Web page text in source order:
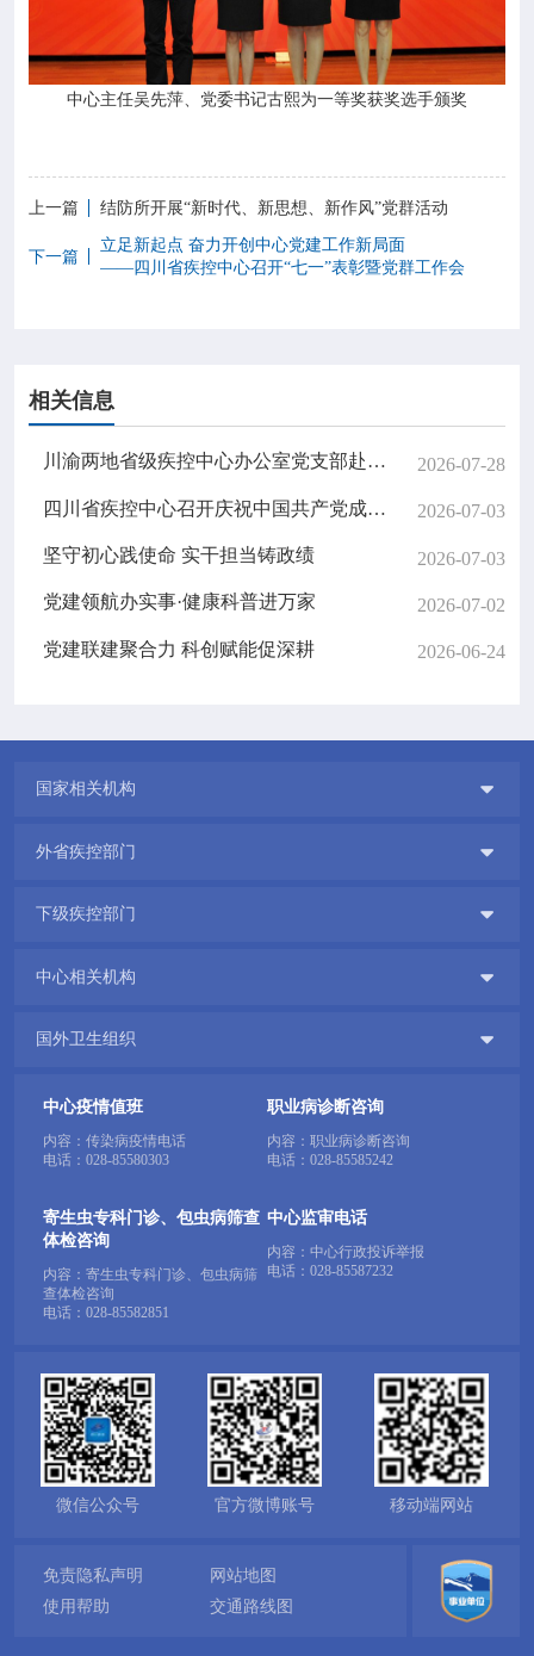
中心主任吴先萍、党委书记古熙为一等奖获奖选手颁奖
上一篇 结防所开展“新时代、新思想、新作风”党群活动
下一篇
立足新起点 奋力开创中心党建工作新局面
——四川省疾控中心召开“七一”表彰暨党群工作会
相关信息
川渝两地省级疾控中心办公室党支部赴邓小平故里开展支部联建主题党日活动 2026-07-28
四川省疾控中心召开庆祝中国共产党成立 105周年暨“两优一先”表彰大会 2026-07-03
坚守初心践使命 实干担当铸政绩 2026-07-03
党建领航办实事·健康科普进万家 2026-07-02
党建联建聚合力 科创赋能促深耕 2026-06-24
国家相关机构 
外省疾控部门 
下级疾控部门 
中心相关机构 
国外卫生组织 
中心疫情值班
内容：传染病疫情电话
电话： 028-85580303
职业病诊断咨询
内容：职业病诊断咨询
电话： 028-85585242
寄生虫专科门诊、包虫病筛查
体检咨询
内容：寄生虫专科门诊、包虫病筛
查体检咨询
电话： 028-85582851
中心监审电话
内容：中心行政投诉举报
电话： 028-85587232
微信公众号 官方微博账号 移动端网站
免责隐私声明
网站地图
使用帮助
交通路线图